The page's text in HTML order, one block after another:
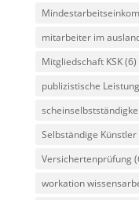
mitarbeiter im
Mitgliedschaft KSK(6)
publizistische Leistung
Selbständige
Versichertenprüfung
workation